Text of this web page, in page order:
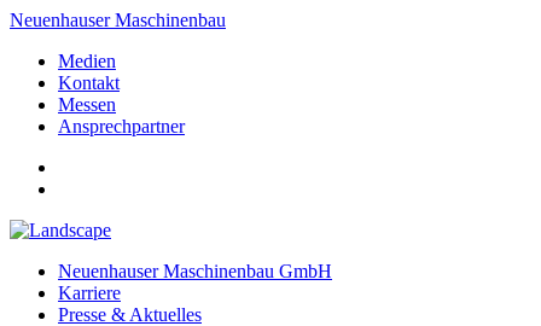
Neuenhauser Maschinenbau
Medien
Kontakt
Messen
Ansprechpartner
Neuenhauser Maschinenbau GmbH
Karriere
Presse & Aktuelles